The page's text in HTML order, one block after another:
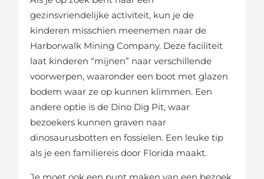
gezinsvriendelijke activiteit, kun je de
kinderen misschien meenemen naar de
Harborwalk Mining Company. Deze faciliteit
laat kinderen “mijnen” naar verschillende
voorwerpen, waaronder een boot met glazen
bodem waar ze op kunnen klimmen. Een
andere optie is de Dino Dig Pit, waar
bezoekers kunnen graven naar
dinosaurusbotten en fossielen. Een leuke tip
als je een familiereis door Florida maakt.